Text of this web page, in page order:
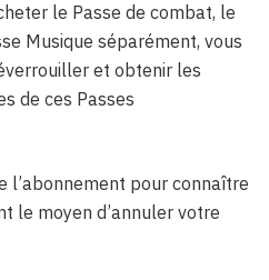
le Passe de combat, le
Musique séparément, vous
et obtenir les
de ces Passes
l’abonnement pour connaître
le moyen d’annuler votre